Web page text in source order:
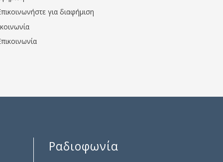
για διαφήμιση
Ραδιοφωνία